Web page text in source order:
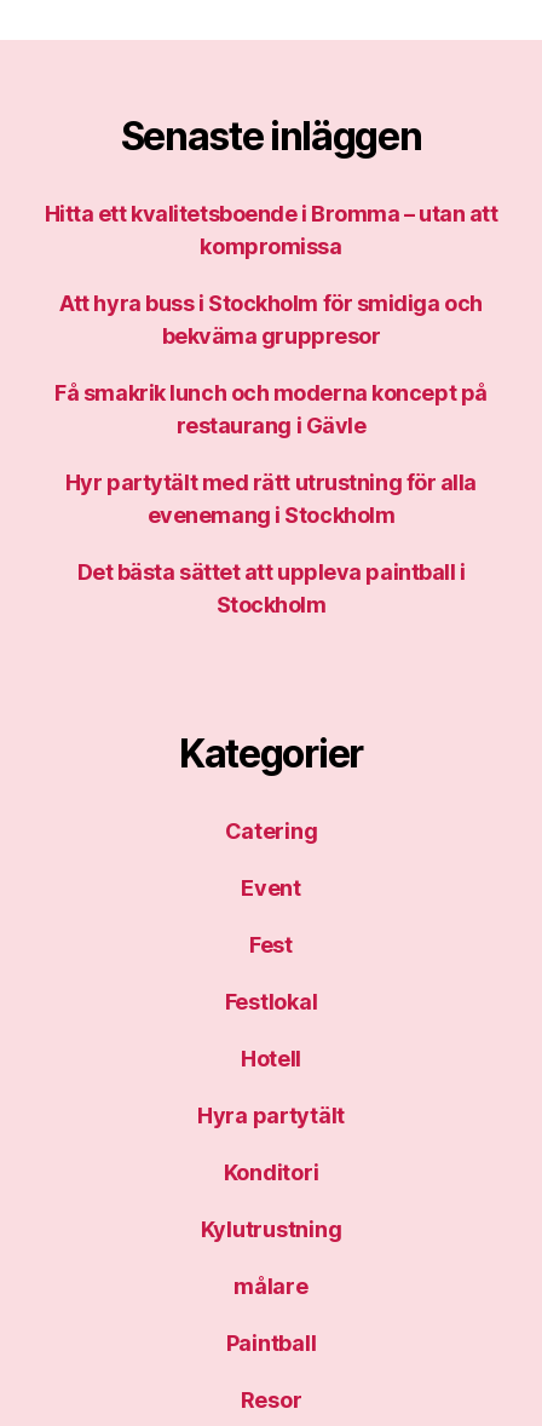
Senaste inläggen
Hitta ett kvalitetsboende i Bromma – utan att
kompromissa
Att hyra buss i Stockholm för smidiga och
bekväma gruppresor
Få smakrik lunch och moderna koncept på
restaurang i Gävle
Hyr partytält med rätt utrustning för alla
evenemang i Stockholm
Det bästa sättet att uppleva paintball i
Stockholm
Kategorier
Catering
Event
Fest
Festlokal
Hotell
Hyra partytält
Konditori
Kylutrustning
målare
Paintball
Resor